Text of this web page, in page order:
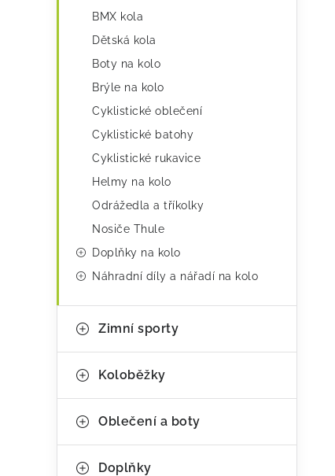
BMX kola
Dětská kola
Boty na kolo
Brýle na kolo
Cyklistické oblečení
Cyklistické batohy
Cyklistické rukavice
Helmy na kolo
Odrážedla a tříkolky
Nosiče Thule
Doplňky na kolo
Náhradní díly a nářadí na kolo
Zimní sporty
Koloběžky
Oblečení a boty
Doplňky